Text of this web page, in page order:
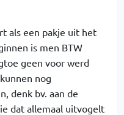
als een pakje uit het
is men BTW
geen voor werd
nog
denk bv. aan de
dat allemaal uitvogelt